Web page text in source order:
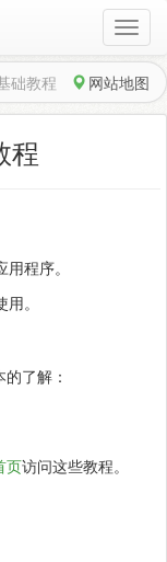
础教程 网站地图
程
程序。
。
了解：
页访问这些教程。